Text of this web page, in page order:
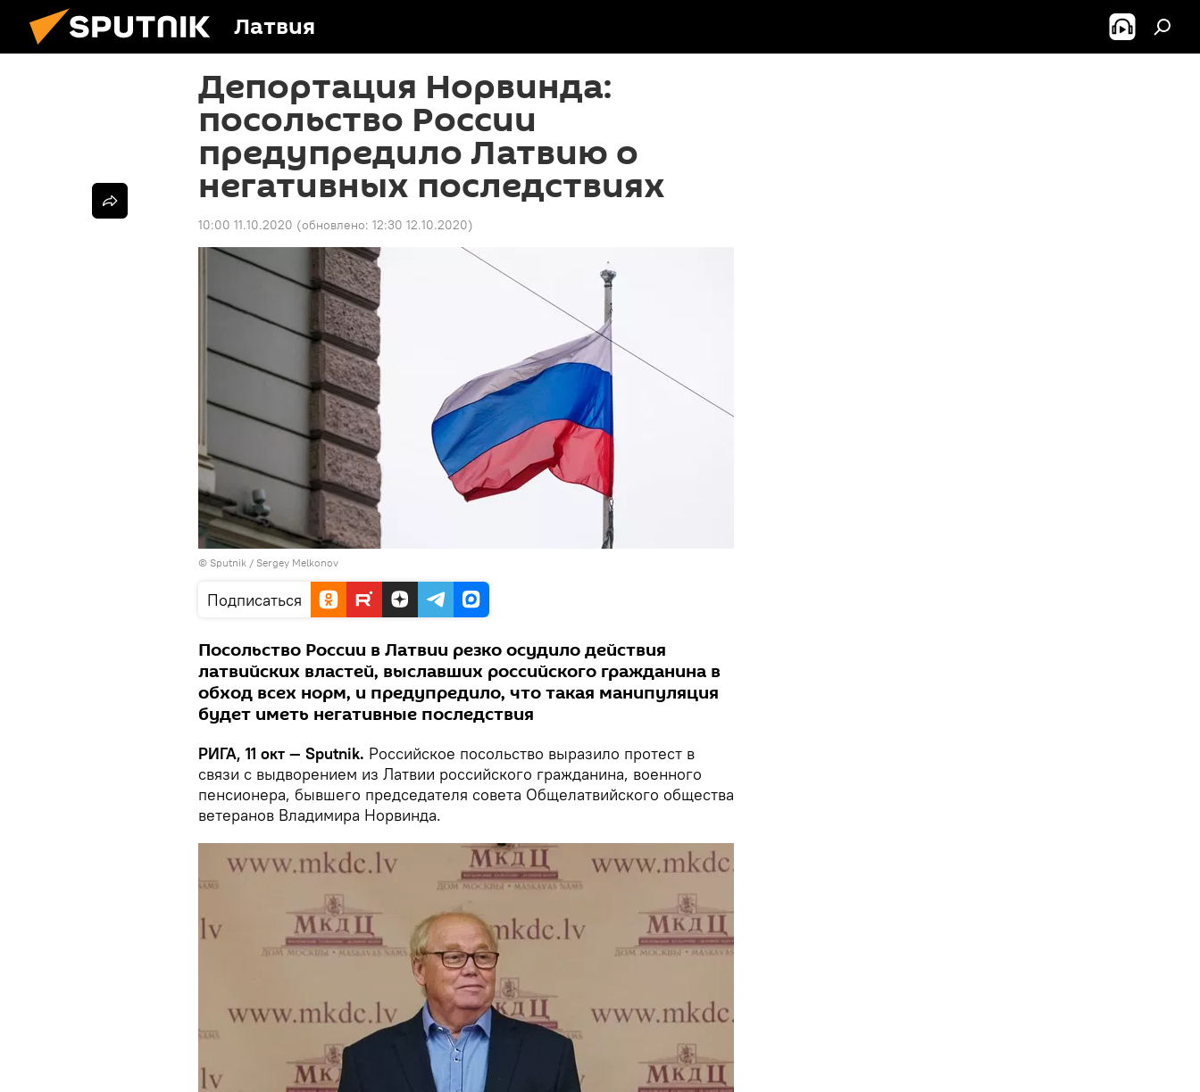
Латвия
Депортация Норвинда:
посольство России
предупредило Латвию о
негативных последствиях
10:00 11.10.2020 (обновлено: 12:30 12.10.2020)
© Sputnik / Sergey Melkonov
Подписаться
Посольство России в Латвии резко осудило действия
латвийских властей, выславших российского гражданина в
обход всех норм, и предупредило, что такая манипуляция
будет иметь негативные последствия
РИГА, 11 окт — Sputnik. Российское посольство выразило протест в
связи с выдворением из Латвии российского гражданина, военного
пенсионера, бывшего председателя совета Общелатвийского общества
ветеранов Владимира Норвинда.